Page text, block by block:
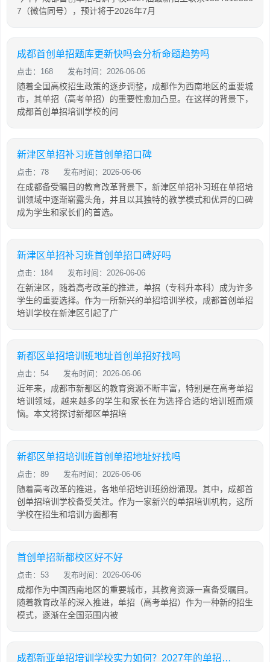
7（微信同号），预计将于2026年7月
成都首创单招题库更新快吗会分析命题趋势吗
点击：168 发布时间：2026-06-06
随着全国高校招生政策的逐步调整，成都作为西南地区的重要城
市，其单招（高考单招）的重要性愈加凸显。在这样的背景下，
成都首创单招培训学校的问
新津区单招补习班首创单招口碑
点击：78 发布时间：2026-06-06
在成都备受瞩目的教育改革背景下，新津区单招补习班在单招培
训领域中逐渐崭露头角，并且以其独特的教学模式和优异的口碑
成为学生和家长们的首选。
新津区单招补习班首创单招口碑好吗
点击：184 发布时间：2026-06-06
在新津区，随着高考改革的推进，单招（专科升本科）成为许多
学生的重要选择。作为一所新兴的单招培训学校，成都首创单招
培训学校在新津区引起了广
新都区单招培训班地址首创单招好找吗
点击：54 发布时间：2026-06-06
近年来，成都市新都区的教育资源不断丰富，特别是在高考单招
培训领域，越来越多的学生和家长在为选择合适的培训班而烦
恼。本文将探讨新都区单招培
新都区单招培训班首创单招地址好找吗
点击：89 发布时间：2026-06-06
随着高考改革的推进，各地单招培训班纷纷涌现。其中，成都首
创单招培训学校备受关注。作为一家新兴的单招培训机构，这所
学校在招生和培训方面都有
首创单招新都校区好不好
点击：53 发布时间：2026-06-06
成都作为中国西南地区的重要城市，其教育资源一直备受瞩目。
随着教育改革的深入推进，单招（高考单招）作为一种新的招生
模式，逐渐在全国范围内被
成都新亚单招培训学校实力如何？2027年的单招培训是否值得推荐？